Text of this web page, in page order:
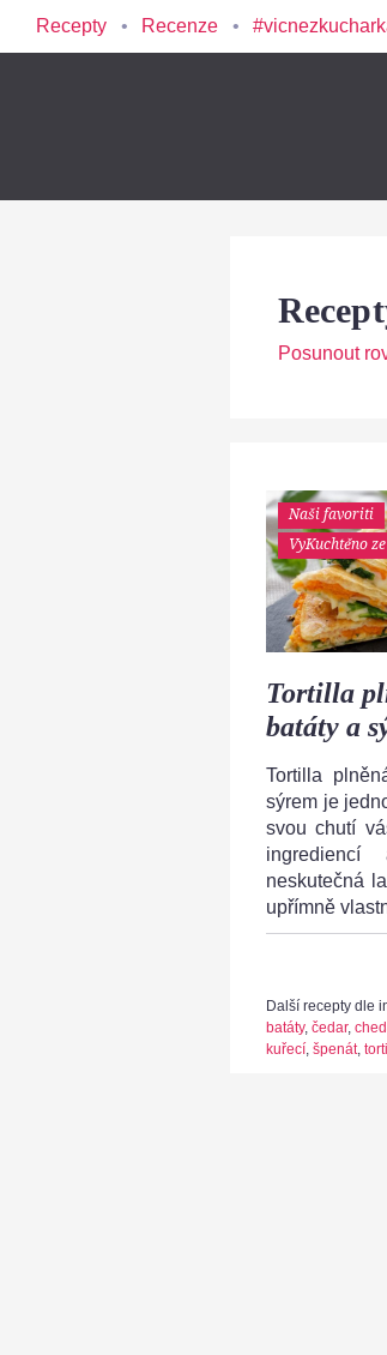
Recepty Recenze
Posunout
Naši favoriti
VyKuchtěno
Tortilla
batáty a
Tortilla
sýrem je
svou chutí
neskutečná
upřímně
Další recepty dle
batáty, čedar,
kuřecí, špenát,